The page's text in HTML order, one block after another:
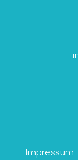
Impressum